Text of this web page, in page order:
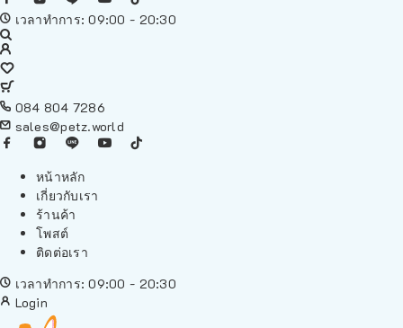
เวลาทำการ: 09:00 - 20:30
084 804 7286
sales@petz.world
หน้าหลัก
เกี่ยวกับเรา
ร้านค้า
โพสต์
ติดต่อเรา
เวลาทำการ: 09:00 - 20:30
Login